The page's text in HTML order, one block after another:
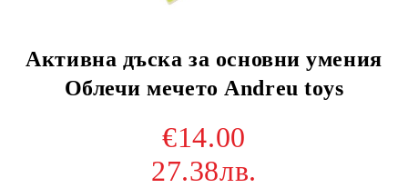
Активна дъска за основни умения
Облечи мечето Andreu toys
€14.00
27.38лв.